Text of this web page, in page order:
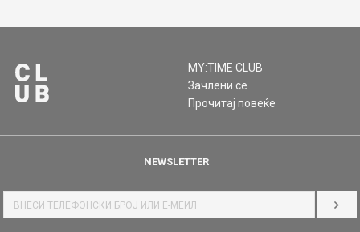
MY:TIME CLUB
Зачлени се
Прочитај повеќе
NEWSLETTER